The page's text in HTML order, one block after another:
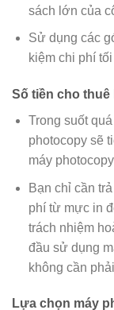
sách lớn của
Sử dụng các
kiệm chi phí
Số tiền cho thuê
Trong suốt
photocopy sẽ
máy
Bạn chỉ cần
phí từ mực in
trách nhiệm
đầu sử dụng
không cần
Lựa chọn máy